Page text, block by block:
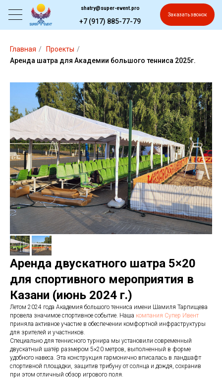
Заказать звонок
shatry@super-event.pro
+7 (917) 885-77-79
Главная / Проекты /
Аренда шатра для Академии большого тенниса 2025г.
Аренда двускатного шатра 5×20
для спортивного мероприятия в
Казани (июнь 2024 г.)
Летом 2024 года Академия большого тенниса имени Шамиля Тарпищева
провела значимое спортивное событие. Наша компания Супер Ивент
приняла активное участие в обеспечении комфортной инфраструктуры
для зрителей и участников.
Специально для теннисного турнира мы установили современный
двускатный шатёр размером 5×20 метров, выполненный в форме
удобного навеса. Эта конструкция гармонично вписалась в ландшафт
спортивной площадки, защитив трибуну от солнца и дождя, сохранив
при этом отличный обзор игрового поля.